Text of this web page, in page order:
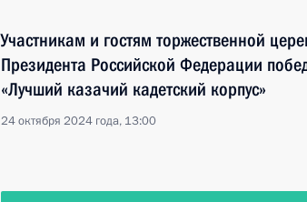
Участникам и гостям торжественной
Президента Российской Федерации
«Лучший казачий кадетский корпус»
24 октября 2024 года, 13:00